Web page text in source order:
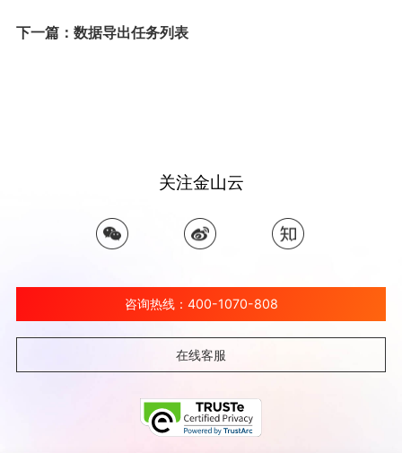
下一篇：数据导出任务列表
关注金山云
咨询热线：400-1070-808
在线客服